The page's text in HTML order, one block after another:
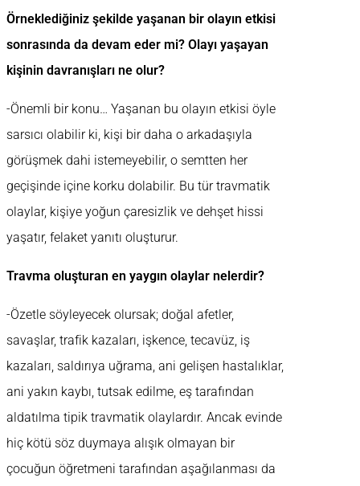
Örneklediğiniz şekilde yaşanan bir olayın etkisi
sonrasında da devam eder mi? Olayı yaşayan
kişinin davranışları ne olur?
-Önemli bir konu… Yaşanan bu olayın etkisi öyle
sarsıcı olabilir ki, kişi bir daha o arkadaşıyla
görüşmek dahi istemeyebilir, o semtten her
geçişinde içine korku dolabilir. Bu tür travmatik
olaylar, kişiye yoğun çaresizlik ve dehşet hissi
yaşatır, felaket yanıtı oluşturur.
Travma oluşturan en yaygın olaylar nelerdir?
-Özetle söyleyecek olursak; doğal afetler,
savaşlar, trafik kazaları, işkence, tecavüz, iş
kazaları, saldırıya uğrama, ani gelişen hastalıklar,
ani yakın kaybı, tutsak edilme, eş tarafından
aldatılma tipik travmatik olaylardır. Ancak evinde
hiç kötü söz duymaya alışık olmayan bir
çocuğun öğretmeni tarafından aşağılanması da